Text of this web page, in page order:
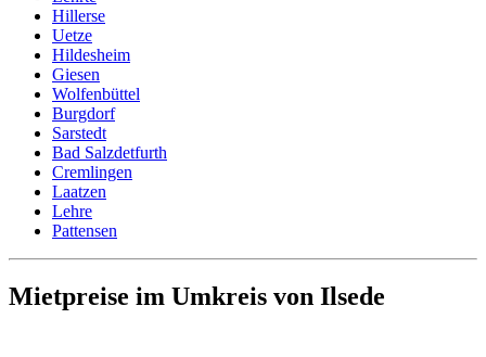
Hillerse
Uetze
Hildesheim
Giesen
Wolfenbüttel
Burgdorf
Sarstedt
Bad Salzdetfurth
Cremlingen
Laatzen
Lehre
Pattensen
Mietpreise im Umkreis von Ilsede